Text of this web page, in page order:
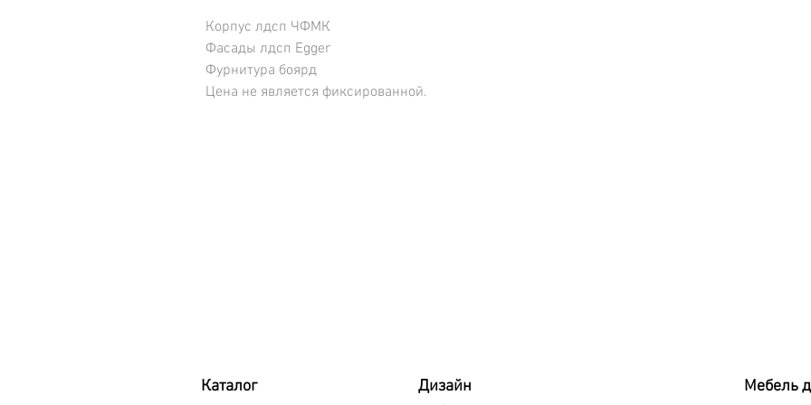
Корпус лдсп ЧФМК
Фасады лдсп Egger
Фурнитура боярд
Цена не является фиксированной.
Каталог
Дизайн
Мебель